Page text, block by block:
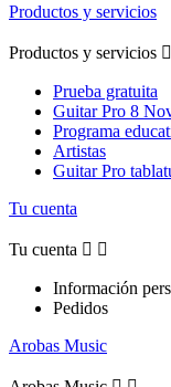
Productos y servicios
Productos y servicios 
Prueba gratuita
Guitar Pro 8
Programa
Artistas
Guitar Pro
Tu cuenta
Tu cuenta  
Información
Pedidos
Arobas Music